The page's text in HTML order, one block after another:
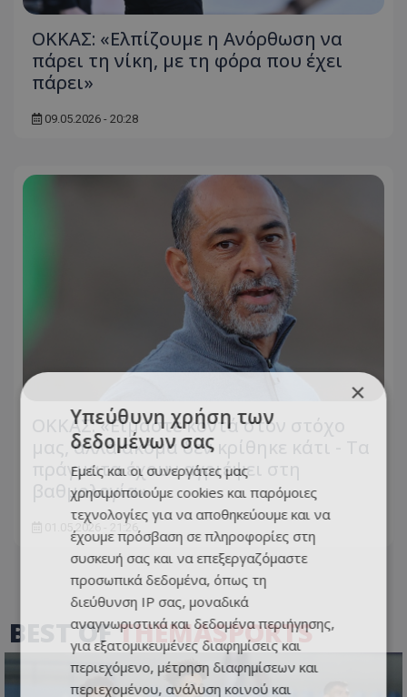
ΟΚΚΑΣ: «Ελπίζουμε η Ανόρθωση να
πάρει τη νίκη, με τη φόρα που έχει
πάρει»
09.05.2026 - 20:28
ΟΚΚΑΣ: «Είμαστε κοντά στον στόχο
μας, αλλά ακόμα δεν κρίθηκε κάτι - Τα
πράγματα έχουν αγριέψει στη
βαθμολογία»
01.05.2026 - 21:26
BEST OFTHEMASPORTS
×
Υπεύθυνη χρήση των
δεδομένων σας
Εμείς και οι συνεργάτες μας
χρησιμοποιούμε cookies και παρόμοιες
τεχνολογίες για να αποθηκεύουμε και να
έχουμε πρόσβαση σε πληροφορίες στη
συσκευή σας και να επεξεργαζόμαστε
προσωπικά δεδομένα, όπως τη
διεύθυνση IP σας, μοναδικά
αναγνωριστικά και δεδομένα περιήγησης,
για εξατομικευμένες διαφημίσεις και
περιεχόμενο, μέτρηση διαφημίσεων και
περιεχομένου, ανάλυση κοινού και